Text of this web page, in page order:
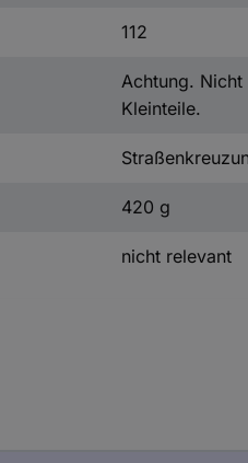
112
Achtung.
Kleinteile.
420 g
nicht relevant